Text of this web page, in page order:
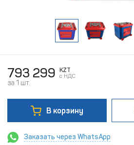
793 299
KZT
c НДС
за 1 шт.
В корзину
Заказать через WhatsApp